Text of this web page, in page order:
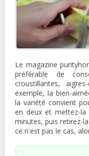
Le magazine
préférable de
croustillantes,
exemple, la bien-
la variété convient
en deux et mettez-la
minutes, puis retirez-
ce n'est pas le cas,